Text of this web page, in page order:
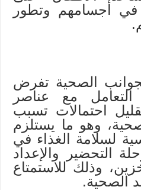
أجسامهم وتطور
الصحية تفرض
التعامل مع عناصر
احتمالات تسبب
وهو ما يستلزم
لسلامة الغذاء في
التحضير والإعداد
وذلك للاستمتاع
الصحية.